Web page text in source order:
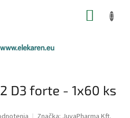
D3 forte - 1x60 ks